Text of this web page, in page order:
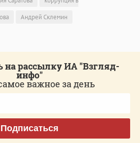
Андрей Склемин
на рассылку ИА "Взгляд-
инфо"
важное за день
Подписаться